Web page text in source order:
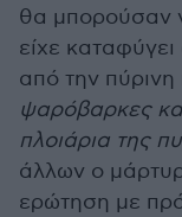
θα μπορούσαν
είχε
από την
ψαρόβαρκες
πλοιάρια της
άλλων ο
ερώτηση με